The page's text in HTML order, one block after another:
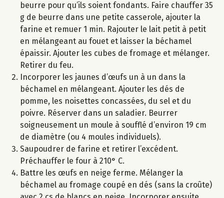
beurre pour qu’ils soient fondants. Faire chauffer 35
g de beurre dans une petite casserole, ajouter la
farine et remuer 1 min. Rajouter le lait petit à petit
en mélangeant au fouet et laisser la béchamel
épaissir. Ajouter les cubes de fromage et mélanger.
Retirer du feu.
Incorporer les jaunes d’œufs un à un dans la
béchamel en mélangeant. Ajouter les dés de
pomme, les noisettes concassées, du sel et du
poivre. Réserver dans un saladier. Beurrer
soigneusement un moule à soufflé d’environ 19 cm
de diamètre (ou 4 moules individuels).
Saupoudrer de farine et retirer l’excédent.
Préchauffer le four à 210° C.
Battre les œufs en neige ferme. Mélanger la
béchamel au fromage coupé en dés (sans la croûte)